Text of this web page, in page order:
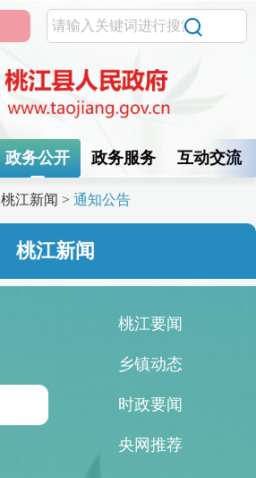
政务公开 政务服务 互动交流
桃江新闻 > 通知公告
桃江新闻
桃江要闻
乡镇动态
时政要闻
央网推荐